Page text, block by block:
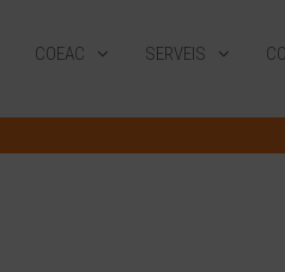
COEAC SERVEIS